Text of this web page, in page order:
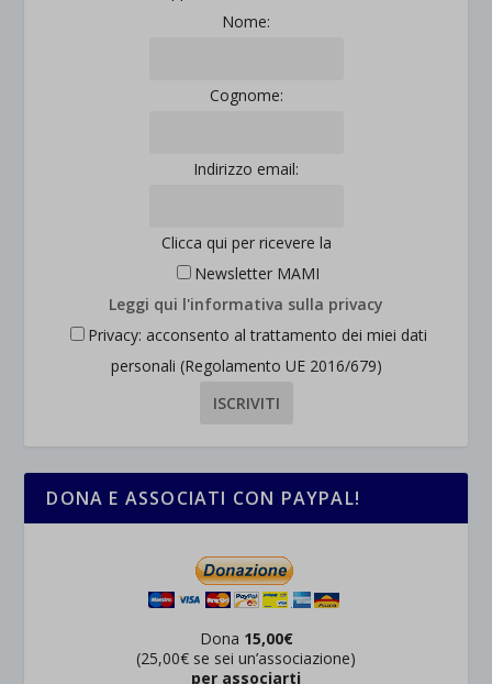
Nome:
Cognome:
Indirizzo email:
Clicca qui per ricevere la
Newsletter MAMI
Leggi qui l'informativa sulla privacy
Privacy: acconsento al trattamento dei miei dati
personali (Regolamento UE 2016/679)
DONA E ASSOCIATI CON PAYPAL!
Dona 15,00€
(25,00€ se sei un’associazione)
per associarti